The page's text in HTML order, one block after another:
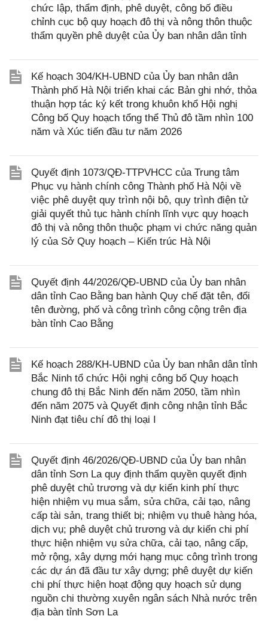
chức lập, thẩm định, phê duyệt, công bố điều
chỉnh cục bộ quy hoạch đô thị và nông thôn thuộc
thẩm quyền phê duyệt của Ủy ban nhân dân tỉnh
Kế hoạch 304/KH-UBND của Ủy ban nhân dân
Thành phố Hà Nội triển khai các Bản ghi nhớ, thỏa
thuận hợp tác ký kết trong khuôn khổ Hội nghị
Công bố Quy hoạch tổng thể Thủ đô tầm nhìn 100
năm và Xúc tiến đầu tư năm 2026
Quyết định 1073/QĐ-TTPVHCC của Trung tâm
Phục vụ hành chính công Thành phố Hà Nội về
việc phê duyệt quy trình nội bộ, quy trình điện tử
giải quyết thủ tục hành chính lĩnh vực quy hoạch
đô thị và nông thôn thuộc phạm vi chức năng quản
lý của Sở Quy hoạch – Kiến trúc Hà Nội
Quyết định 44/2026/QĐ-UBND của Ủy ban nhân
dân tỉnh Cao Bằng ban hành Quy chế đặt tên, đổi
tên đường, phố và công trình công cộng trên địa
bàn tỉnh Cao Bằng
Kế hoạch 288/KH-UBND của Ủy ban nhân dân tỉnh
Bắc Ninh tổ chức Hội nghị công bố Quy hoạch
chung đô thị Bắc Ninh đến năm 2050, tầm nhìn
đến năm 2075 và Quyết định công nhận tỉnh Bắc
Ninh đạt tiêu chí đô thị loại I
Quyết định 46/2026/QĐ-UBND của Ủy ban nhân
dân tỉnh Sơn La quy định thẩm quyền quyết định
phê duyệt chủ trương và dự kiến kinh phí thực
hiện nhiệm vụ mua sắm, sửa chữa, cải tạo, nâng
cấp tài sản, trang thiết bị; nhiệm vụ thuê hàng hóa,
dịch vụ; phê duyệt chủ trương và dự kiến chi phí
thực hiện nhiệm vụ sửa chữa, cải tạo, nâng cấp,
mở rộng, xây dựng mới hạng mục công trình trong
các dự án đã đầu tư xây dựng; phê duyệt dự kiến
chi phí thực hiện hoạt động quy hoạch sử dụng
nguồn chi thường xuyên ngân sách Nhà nước trên
địa bàn tỉnh Sơn La